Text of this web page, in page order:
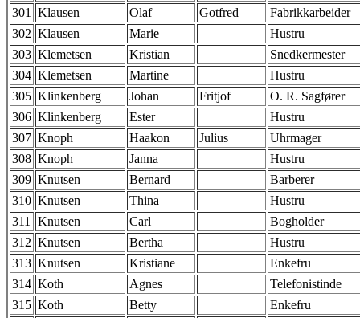
301 Klausen Olaf Gotfred
Fabrikkarbeider
302 Klausen Marie
Hustru
303 Klemetsen Kristian
Snedkermester
304 Klemetsen Martine
Hustru
305 Klinkenberg Johan Fritjof
O. R. Sagfører
306 Klinkenberg Ester
Hustru
307 Knoph Haakon Julius
Uhrmager
308 Knoph Janna
Hustru
309 Knutsen Bernard
Barberer
310 Knutsen Thina
Hustru
311 Knutsen Carl
Bogholder
312 Knutsen Bertha
Hustru
313 Knutsen Kristiane
Enkefru
314 Koth Agnes
Telefonistinde
315 Koth Betty
Enkefru